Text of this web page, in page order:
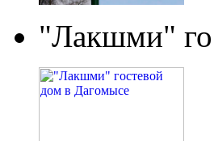
"Лакшми"